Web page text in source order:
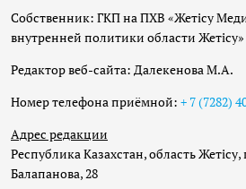
Собственник: ГКП на ПХВ «Жетісу
внутренней политики области Жетісу»
Редактор веб-сайта: Далекенова М.А.
Номер телефона приёмной: + 7 (7282)
Адрес редакции
Республика Казахстан, область
Балапанова, 28